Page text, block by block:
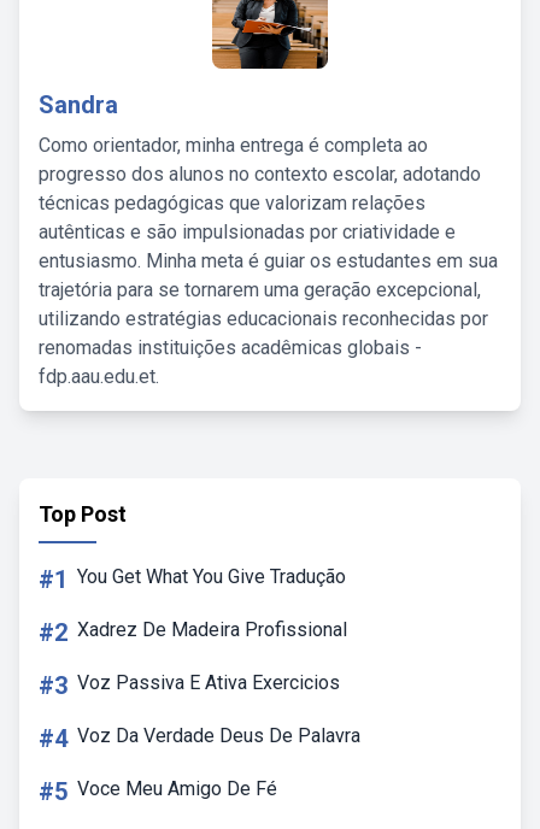
Sandra
Como orientador, minha entrega é completa ao
progresso dos alunos no contexto escolar, adotando
técnicas pedagógicas que valorizam relações
autênticas e são impulsionadas por criatividade e
entusiasmo. Minha meta é guiar os estudantes em sua
trajetória para se tornarem uma geração excepcional,
utilizando estratégias educacionais reconhecidas por
renomadas instituições acadêmicas globais -
fdp.aau.edu.et.
Top Post
#1 You Get What You Give Tradução
#2 Xadrez De Madeira Profissional
#3 Voz Passiva E Ativa Exercicios
#4 Voz Da Verdade Deus De Palavra
#5 Voce Meu Amigo De Fé